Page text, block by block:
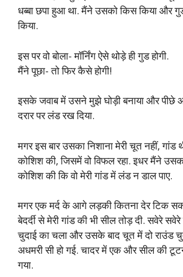
धब्बा छपा हुआ था. मैंने उसको किस किया और गुड
किया.
इस पर वो बोला- मॉर्निंग ऐसे थोड़े ही गुड होगी.
मैंने पूछा- तो फिर कैसे होगी!
इसके जवाब में उसने मुझे घोड़ी बनाया और पीछे
दरार पर लंड रख दिया.
मगर इस बार उसका निशाना मेरी चूत नहीं, गांड
कोशिश की, जिसमें वो विफल रहा. इधर मैंने
कोशिश की कि वो मेरी गांड में लंड न डाल पाए.
मगर एक मर्द के आगे लड़की कितना देर टिक
बेदर्दी से मेरी गांड की भी सील तोड़ दी. सवेरे
चुदाई का चला और उसके बाद चूत में दो राउंड
अधमरी सी हो गई. चादर में एक और सील की
गया.